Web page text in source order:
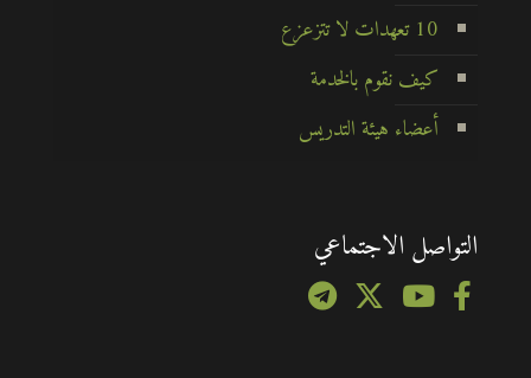
10 تعهدات لا تتزعزع
كيف نقوم بالخدمة
أعضاء هيئة التدريس
التواصل الاجتماعي